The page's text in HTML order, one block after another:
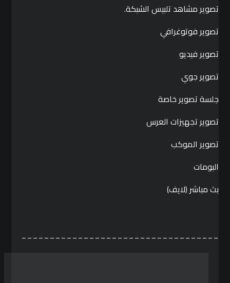
تصوير مشاهد تلبيس الشبكة.
تصوير فوتوغرافي
تصوير فيديو
تصوير جوي
جلسة تصوير خاصة
تصوير تجهيزات العرس
تصوير الموكب
البومات
بث مباشر (لايف)
___________________________________